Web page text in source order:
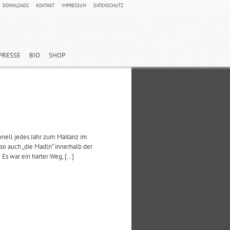
DOWNLOADS KONTAKT IMPRESSUM DATENSCHUTZ
BIO SHOP
jedes Jahr zum Maitanz im
auch „die Madln“ innerhalb der
war ein harter Weg, […]